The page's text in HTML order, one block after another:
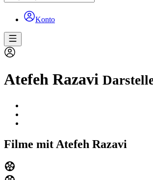
Konto
Atefeh Razavi
Filme mit Atefeh Razavi